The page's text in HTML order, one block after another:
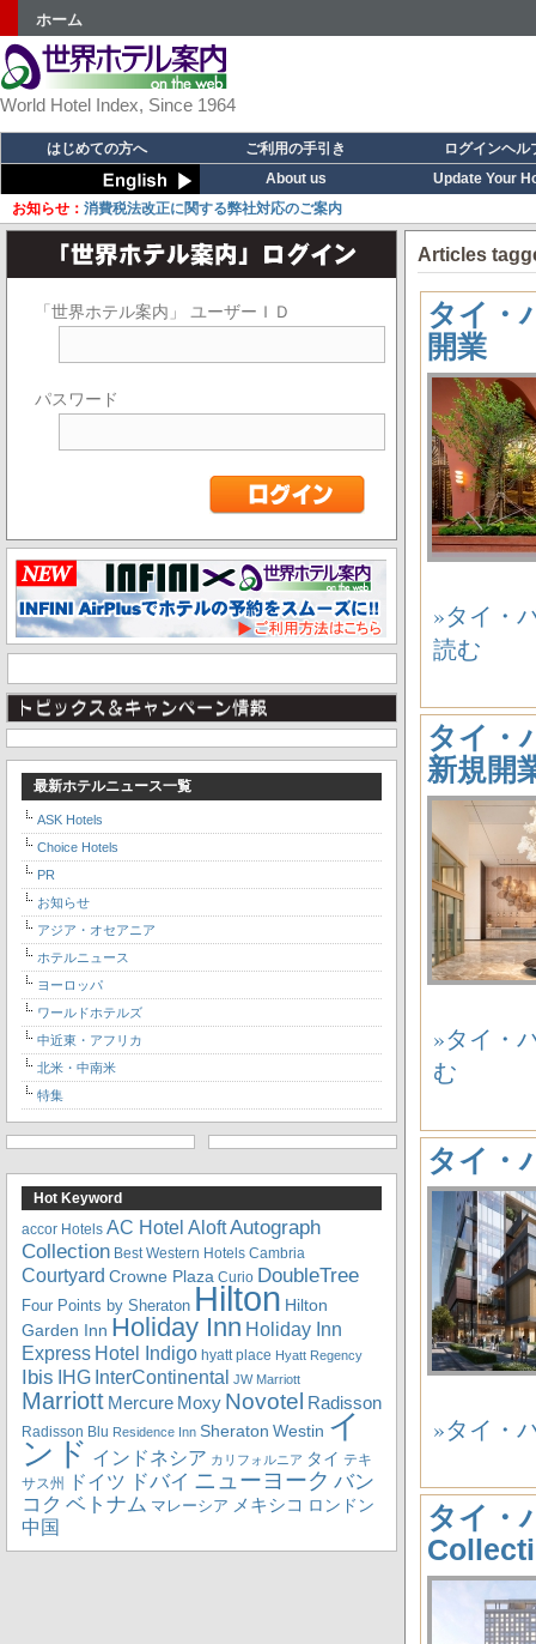
ホーム
World Hotel Index, Since 1964
はじめての方へ ご利用の手引き
ログインヘル
About us
Update Your
お知らせ： 消費税法改正に関する弊社対応のご案内
Articles
タイ・
開業
»タイ・
読む
タイ・
新規開
»タイ・
む
タイ・
»タイ・
タイ・
「世界ホテル案内」 ユーザーＩＤ
パスワード
最新ホテルニュース一覧
ASK Hotels
Choice Hotels
PR
お知らせ
アジア・オセアニア
ホテルニュース
ヨーロッパ
ワールドホテルズ
中近東・アフリカ
北米・中南米
特集
Hot Keyword
accor Hotels AC Hotel AloftAutograph
Collection Best Western Hotels Cambria
Courtyard Crowne Plaza Curio DoubleTree
Four Points by Sheraton Hilton Hilton
Garden Inn Holiday Inn Holiday Inn
Express Hotel Indigo hyatt place Hyatt Regency
Ibis IHG InterContinental JW Marriott
Marriott Mercure Moxy Novotel Radisson
Radisson Blu Residence Inn Sheraton Westin イ
ンド インドネシア カリフォルニア タイ テキ
サス州
ドイツ ドバイ ニューヨーク バン
コク ベトナム マレーシア メキシコ ロンドン
中国